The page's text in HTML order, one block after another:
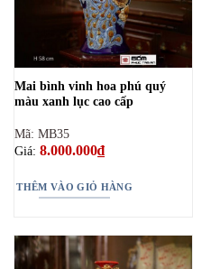
Mai bình vinh hoa phú quý
màu xanh lục cao cấp
Mã: MB35
Giá: 8.000.000₫
THÊM VÀO GIỎ HÀNG